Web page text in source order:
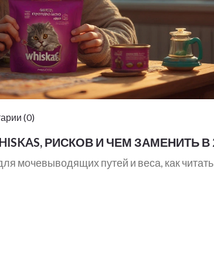
(0)
РИСКОВ И ЧЕМ ЗАМЕНИТЬ В
мочевыводящих путей и веса, как читать